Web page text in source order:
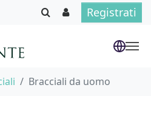
Registrati
Bracciali da uomo